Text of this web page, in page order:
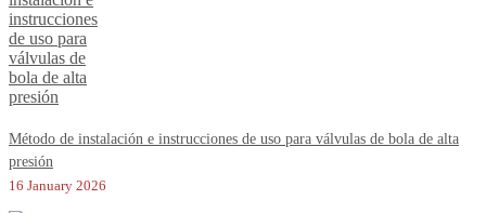
Método de instalación e instrucciones de uso para válvulas de bola de alta
presión
16 January 2026